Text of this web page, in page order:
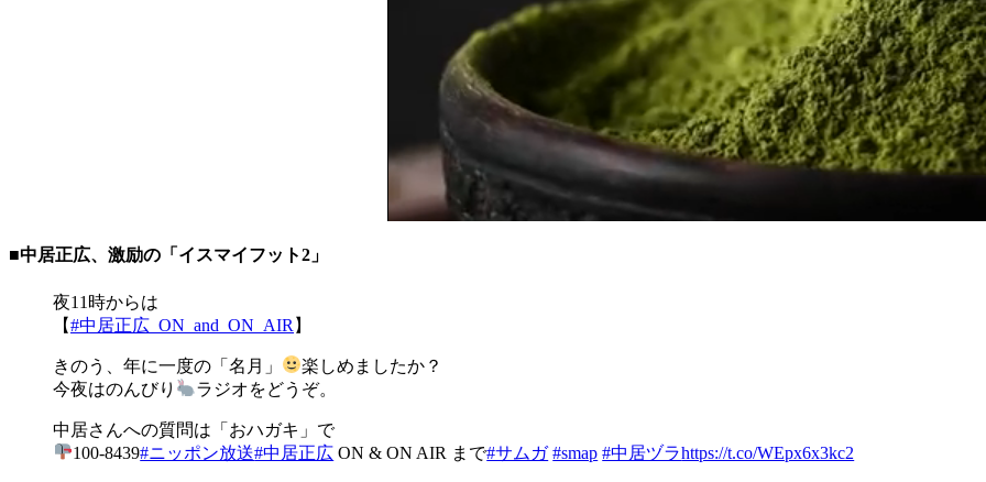
■中居正広、激励の「イスマイフット2」
夜11時からは
【#中居正広_ON_and_ON_AIR 】
きのう、年に一度の「名月」
楽しめましたか？
今夜はのんびり
ラジオをどうぞ。
中居さんへの質問は「おハガキ」で
100-8439#ニッポン放送#中居正広 ON & ON AIR まで#サムガ #smap #中居ヅラhttps://t.co/WEpx6x3kc2